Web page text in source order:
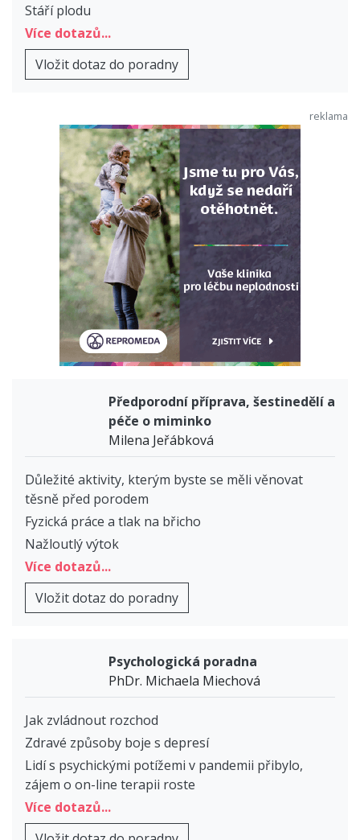
Stáří plodu
Více dotazů...
Vložit dotaz do poradny
Předporodní příprava, šestinedělí a
péče o miminko
Milena Jeřábková
Důležité aktivity, kterým byste se měli věnovat
těsně před porodem
Fyzická práce a tlak na břicho
Nažloutlý výtok
Více dotazů...
Vložit dotaz do poradny
Psychologická poradna
PhDr. Michaela Miechová
Jak zvládnout rozchod
Zdravé způsoby boje s depresí
Lidí s psychickými potížemi v pandemii přibylo,
zájem o on-line terapii roste
Více dotazů...